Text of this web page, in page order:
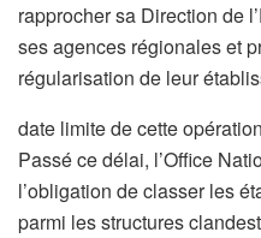
rapprocher sa Direction de
ses agences régionales et
régularisation de leur
date limite de cette
Passé ce délai, l’Office
l’obligation de classer les
parmi les structures